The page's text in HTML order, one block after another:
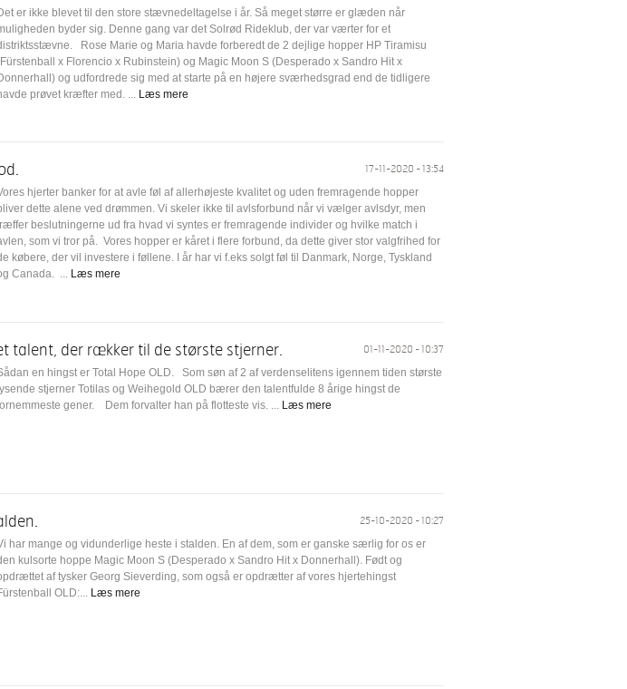
er ikke blevet til den store stævnedeltagelse i år. Så meget større er glæden når
byder sig. Denne gang var det Solrød Rideklub, der var værter for et
Rose Marie og Maria havde forberedt de 2 dejlige hopper HP Tiramisu
x Florencio x Rubinstein) og Magic Moon S (Desperado x Sandro Hit x
og udfordrede sig med at starte på en højere sværhedsgrad end de tidligere
prøvet kræfter med. ...
Læs mere
17-11-2020 - 13:54
hjerter banker for at avle føl af allerhøjeste kvalitet og uden fremragende hopper
dette alene ved drømmen. Vi skeler ikke til avlsforbund når vi vælger avlsdyr, men
beslutningerne ud fra hvad vi syntes er fremragende individer og hvilke match i
som vi tror på. Vores hopper er kåret i flere forbund, da dette giver stor valgfrihed for
købere, der vil investere i føllene. I år har vi f.eks solgt føl til Danmark, Norge, Tyskland
Canada. ... Læs mere
talent, der rækker til de største stjerner.
01-11-2020 - 10:37
en hingst er Total Hope OLD. Som søn af 2 af verdenselitens igennem tiden største
lysende stjerner Totilas og Weihegold OLD bærer den talentfulde 8 årige hingst de
gener. Dem forvalter han på flotteste vis. ... Læs mere
25-10-2020 - 10:27
har mange og vidunderlige heste i stalden. En af dem, som er ganske særlig for os er
kulsorte hoppe Magic Moon S (Desperado x Sandro Hit x Donnerhall). Født og
af tysker Georg Sieverding, som også er opdrætter af vores hjertehingst
OLD:... Læs mere